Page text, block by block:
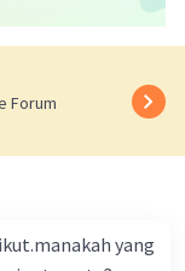
Forum
yang